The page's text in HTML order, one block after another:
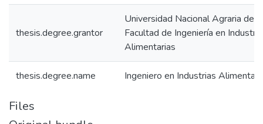
thesis.degree.grantor
Universidad Nacional Agraria de
Facultad de Ingeniería en
Alimentarias
thesis.degree.name Ingeniero en Industrias
Files